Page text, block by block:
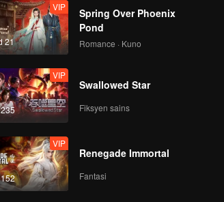
21
VIP
Spring Over Phoenix
Pond
Romance · Kuno
VIP
Swallowed Star
Fiksyen sains
VIP
Renegade Immortal
Fantasi